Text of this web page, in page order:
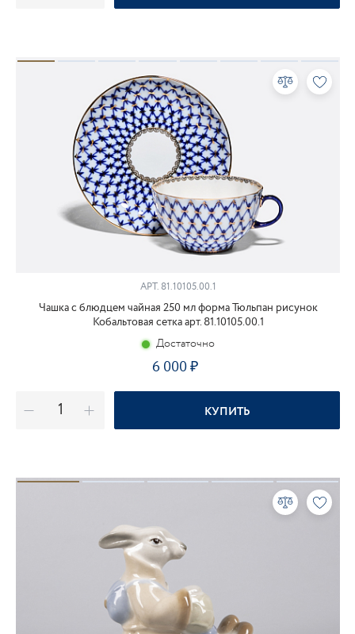
АРТ.81.10105.00.1
Чашка с блюдцем чайная 250 мл форма Тюльпан рисунок
Кобальтовая сетка арт. 81.10105.00.1
Достаточно
6 000
КУПИТЬ